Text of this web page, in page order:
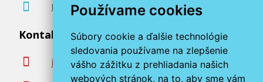
Používame cookies
Súbory cookie a ďalšie technológie
sledovania používame na zlepšenie
vášho zážitku z prehliadania našich
webových stránok, na to, aby sme vám
Pridať do košíka
Poradenstvo zadarmo
Kontaktujte nás
info@miroluk.sk